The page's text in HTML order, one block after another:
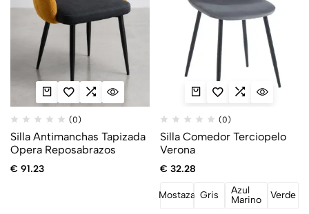
(0)
Silla Antimanchas Tapizada
Opera Reposabrazos
€ 91.23
(0)
Silla Comedor Terciopelo
Verona
€ 32.28
Mostaza Gris
Azul
Marino
Verde